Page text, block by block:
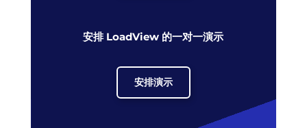
安排 LoadView 的一对一演示
安排演示